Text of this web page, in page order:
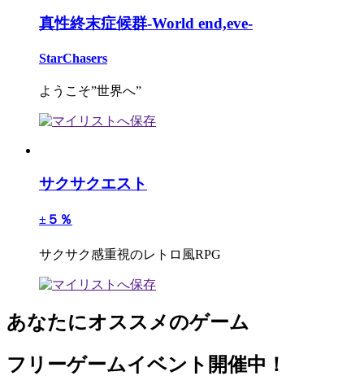
真性終末症候群-World end,eve-
StarChasers
ようこそ”世界へ”
サクサクエスト
±５％
サクサク感重視のレトロ風RPG
あなたにオススメのゲーム
フリーゲームイベント開催中！